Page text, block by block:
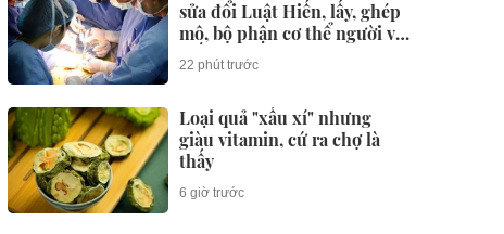
sửa đổi Luật Hiến, lấy, ghép
mô, bộ phận cơ thể người và
hiến xác
22 phút trước
Loại quả "xấu xí" nhưng
giàu vitamin, cứ ra chợ là
thấy
6 giờ trước